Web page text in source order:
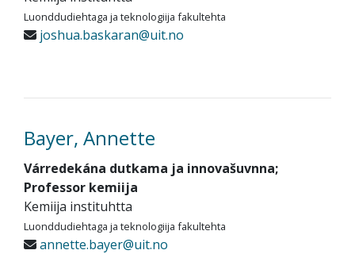
Luonddudiehtaga ja teknologiija fakultehta
joshua.baskaran@uit.no
Bayer, Annette
Várredekána dutkama ja innovašuvnna;
Professor kemiija
Kemiija instituhtta
Luonddudiehtaga ja teknologiija fakultehta
annette.bayer@uit.no